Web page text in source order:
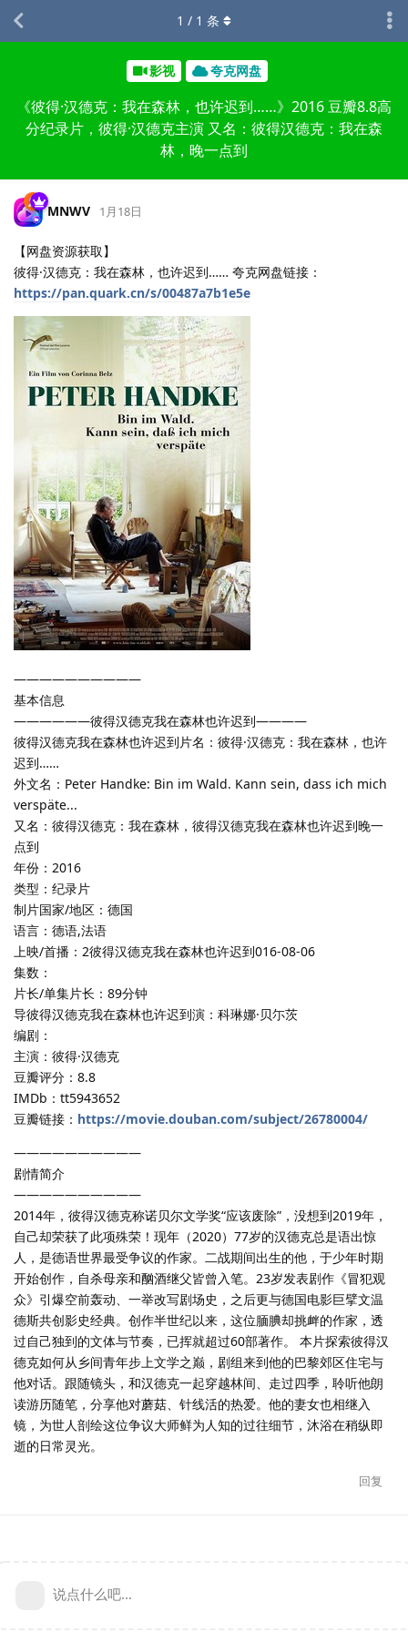
影视 夸克网盘
《彼得·汉德克：我在森林，也许迟到……》2016 豆瓣8.8高
分纪录片，彼得·汉德克主演 又名：彼得汉德克：我在森
林，晚一点到
1 / 1 条
MNWV 1月18日
【网盘资源获取】
彼得·汉德克：我在森林，也许迟到…… 夸克网盘链接：
https://pan.quark.cn/s/00487a7b1e5e
——————————
基本信息
——————彼得汉德克我在森林也许迟到————
彼得汉德克我在森林也许迟到片名：彼得·汉德克：我在森林，也许
迟到……
外文名：Peter Handke: Bin im Wald. Kann sein, dass ich mich
verspäte...
又名：彼得汉德克：我在森林，彼得汉德克我在森林也许迟到晚一
点到
年份：2016
类型：纪录片
制片国家/地区：德国
语言：德语,法语
上映/首播：2彼得汉德克我在森林也许迟到016-08-06
集数：
片长/单集片长：89分钟
导彼得汉德克我在森林也许迟到演：科琳娜·贝尓茨
编剧：
主演：彼得·汉德克
豆瓣评分：8.8
IMDb：tt5943652
豆瓣链接： https://movie.douban.com/subject/26780004/
——————————
剧情简介
——————————
2014年，彼得汉德克称诺贝尔文学奖“应该废除”，没想到2019年，
自己却荣获了此项殊荣！现年（2020）77岁的汉德克总是语出惊
人，是德语世界最受争议的作家。二战期间出生的他，于少年时期
开始创作，自杀母亲和酗酒继父皆曾入笔。23岁发表剧作《冒犯观
众》引爆空前轰动、一举改写剧场史，之后更与德国电影巨擘文温
德斯共创影史经典。创作半世纪以来，这位腼腆却挑衅的作家，透
过自己独到的文体与节奏，已挥就超过60部著作。 本片探索彼得汉
德克如何从乡间青年步上文学之巅，剧组来到他的巴黎郊区住宅与
他对话。跟随镜头，和汉德克一起穿越林间、走过四季，聆听他朗
读游历随笔，分享他对蘑菇、针线活的热爱。他的妻女也相继入
镜，为世人剖绘这位争议大师鲜为人知的过往细节，沐浴在稍纵即
逝的日常灵光。
回复
说点什么吧...